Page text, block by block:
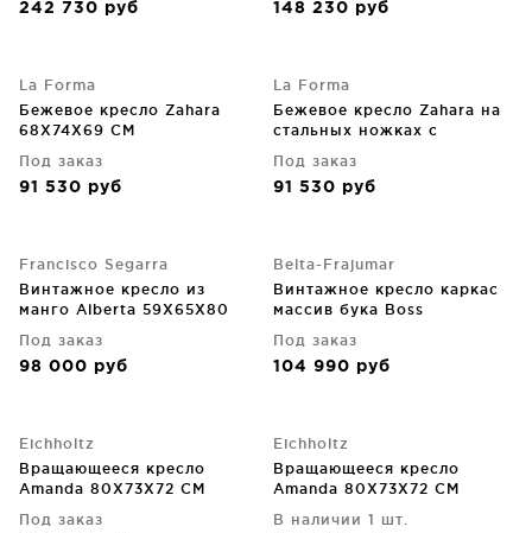
242 730 руб 148 230 руб
La Forma
Бежевое кресло Zahara
68X74X69 CM
Под заказ
91 530 руб
La Forma
Бежевое кресло Zahara на
стальных ножках с
FSC 100% 68X74X69 CM
Под заказ
91 530 руб
Francisco Segarra
Винтажное кресло из
манго Alberta 59X65X80
Под заказ
98 000 руб
Belta-Frajumar
Винтажное кресло каркас
массив бука Boss
Под заказ
104 990 руб
Eichholtz
Вращающееся кресло
Amanda 80X73X72 CM
Под заказ
Eichholtz
Вращающееся кресло
Amanda 80X73X72 CM
В наличии 1 шт.